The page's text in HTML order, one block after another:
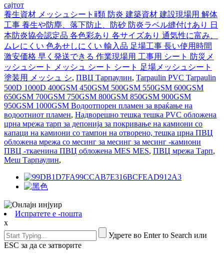
сајтот
養生資材 メッシュシートⅱ類 防炎 建築資材 建設現場用 解体
工事 養生や防塵、落下防止、防砂 防炎ラベル縫付けあり 日
本防炎協会認定品 各色彩あり 各サイズあり 通気性に富み、
ムレにくい 色あせしにくい 輸入品 足場工事 長い使用時間
激安価格 早く発送できる 作業現場用 工事用 シート 防災メ
ッシュシート メッシュ シート シート 足場メッシュシート
塗装用 メッシュ シ, ПВЦ Тарпаулин, Tarpaulin PVC Tarpaulin
500D 1000D 400GSM 450GSM 500GSM 550GSM 600GSM
650GSM 700GSM 750GSM 800GSM 850GSM 900GSM
950GSM 1000GSM Водоотпорен пламен за враќање на
водоотниот пламен, Надворешно тешка тешка PVC обложена
црна мрежа тарп за депонија за покривање на камиони со
капаци на камиони со тампон на отворено, тешка црна ПВЦ
обложена мрежа со месинг за месинг за месинг -камиони
ПВЦ -ткаенина ПВЦ обложена MES MES, ПВЦ мрежа Тарп,
Меш Тарпаулин,
Испратете е -пошта
x
Удрете во Enter to Search или
ESC за да се затворите